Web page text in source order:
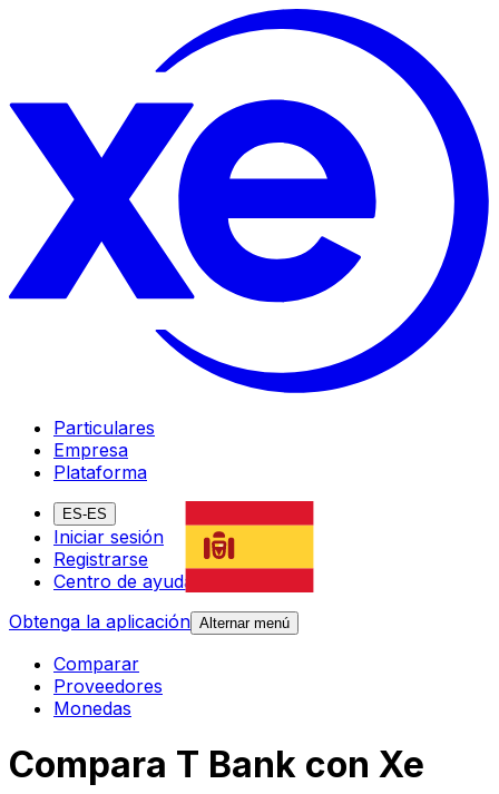
Particulares
Empresa
Plataforma
ES-ES
Iniciar sesión
Registrarse
Centro de ayuda
Obtenga la aplicación Alternar menú
Comparar
Proveedores
Monedas
Compara T Bank con Xe